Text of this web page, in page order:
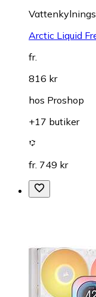
Arctic Liquid
fr.
816 kr
hos Proshop
+17 butiker
fr. 749 kr